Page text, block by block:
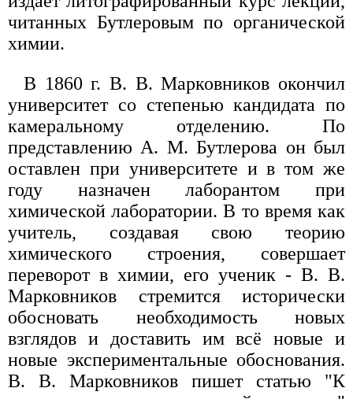
читанных Бутлеровым по органической
химии.
В 1860 г. В. В. Марковников окончил
университет со степенью кандидата по
камеральному отделению. По
представлению А. М. Бутлерова он был
оставлен при университете и в том же
году назначен лаборантом при
химической лаборатории. В то время как
учитель, создавая свою теорию
химического строения, совершает
переворот в химии, его ученик - В. В.
Марковников стремится исторически
обосновать необходимость новых
взглядов и доставить им всё новые и
новые экспериментальные обоснования.
В. В. Марковников пишет статью "К